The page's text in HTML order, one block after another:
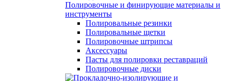
Полировочные и финирующие материалы и
инструменты
Полировальные резинки
Полировальные щетки
Полировочные штрипсы
Аксессуары
Пасты для полировки реставраций
Полировочные диски